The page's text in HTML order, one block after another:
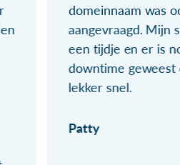
domeinnaam was
aangevraagd. Mijn
een tijdje en er is
downtime geweest
lekker snel.
Patty